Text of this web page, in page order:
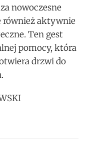
nowoczesne
również aktywnie
Ten gest
pomocy, która
drzwi do